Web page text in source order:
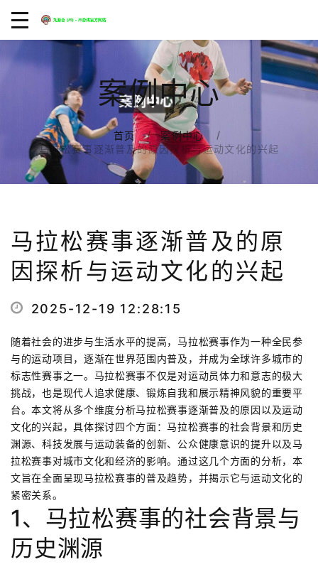
案例中心
首页
案例中心
马拉松赛事逐渐普及的原因探析与运动文化的兴起
马拉松赛事逐渐普及的原
因探析与运动文化的兴起
2025-12-19 12:28:15
随着社会的进步与生活水平的提高，马拉松赛事作为一种全民参
与的运动项目，逐渐在世界范围内普及，并成为全球许多城市的
标志性赛事之一。马拉松赛事不仅是对运动员体力和意志的极大
挑战，也是现代人追求健康、锻炼自我和展示精神风貌的重要平
台。本文将从多个维度分析马拉松赛事逐渐普及的原因以及运动
文化的兴起，具体探讨四个方面：马拉松赛事的社会背景和历史
渊源、科技发展与运动装备的创新、公众健康意识的提升以及马
拉松赛事对城市文化和经济的影响。通过这几个方面的分析，本
文旨在全面呈现马拉松赛事的普及趋势，并揭示它与运动文化的
紧密关系。
1、马拉松赛事的社会背景与
历史渊源